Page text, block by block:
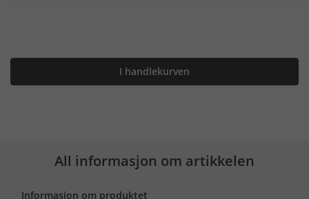
I handlekurven
All informasjon om artikkelen
Informasjon om produktet